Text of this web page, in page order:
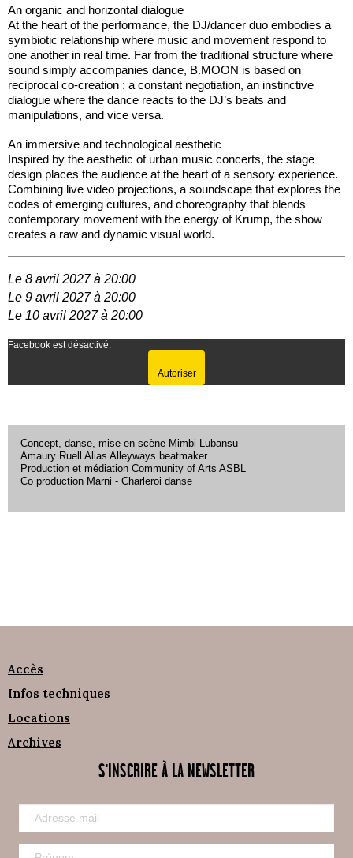
An organic and horizontal dialogue
At the heart of the performance, the DJ/dancer duo embodies a
symbiotic relationship where music and movement respond to
one another in real time. Far from the traditional structure where
sound simply accompanies dance, B.MOON is based on
reciprocal co-creation : a constant negotiation, an instinctive
dialogue where the dance reacts to the DJ’s beats and
manipulations, and vice versa.
An immersive and technological aesthetic
Inspired by the aesthetic of urban music concerts, the stage
design places the audience at the heart of a sensory experience.
Combining live video projections, a soundscape that explores the
codes of emerging cultures, and choreography that blends
contemporary movement with the energy of Krump, the show
creates a raw and dynamic visual world.
Le 8 avril 2027 à 20:00
Le 9 avril 2027 à 20:00
Le 10 avril 2027 à 20:00
Facebook est désactivé.
Autoriser
Concept, danse, mise en scène Mimbi Lubansu
Amaury Ruell Alias Alleyways beatmaker
Production et médiation Community of Arts ASBL
Co production Marni - Charleroi danse
Accès
Infos techniques
Locations
Archives
S'INSCRIRE À LA NEWSLETTER